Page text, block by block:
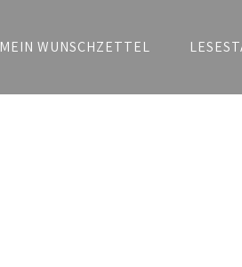
MEIN WUNSCHZETTEL